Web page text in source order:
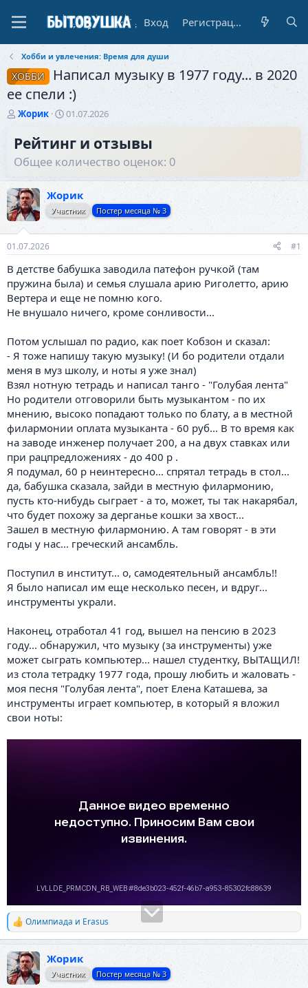
Вход Регистрация
Хобби и увлечения: Время для души
ХОББИ
Написал музыку в 1977 году... в 2020
ее спели :)
А
т
р
е
м
ы
Жорик
Д
т
а
н
а
л
01.07.2026
Рейтинг и отзывы
Общее количество оценок: 0
Жорик
Участник Постер месяца № 3
01.07.2026 #1
В детстве бабушка заводила патефон ручкой (там
пружина была) и семья слушала арию Риголетто, арию
Вертера и еще не помню кого.
Не внушало ничего, кроме сонливости...
Потом услышал по радио, как поет Кобзон и сказал:
- Я тоже напишу такую музыку! (И бо родители отдали
меня в муз школу, и ноты я уже знал)
Взял нотную тетрадь и написал танго - "Голубая лента"
Но родители отговорили быть музыкантом - по их
мнению, высоко попадают только по блату, а в местной
филармонии оплата музыканта - 60 руб... В то время как
на заводе инженер получает 200, а на двух ставках или
при рацпредложениях - до 400 р .
Я подумал, 60 р неинтересно... спрятал тетрадь в стол...
да, бабушка сказала, зайди в местную филармонию,
пусть кто-нибудь сыграет - а то, может, ты так накарябал,
что будет похожу за дерганье кошки за хвост...
Зашел в местную филармонию. А там говорят - в эти
годы у нас... греческий ансамбль.
Поступил в институт... о, самодеятельный ансамбль!!
Я было написал им еще несколько песен, и вдруг...
инструменты украли.
Наконец, отработал 41 год, вышел на пенсию в 2023
году... обнаружил, что музыку (за инструменты) уже
может сыграть компьютер... нашел студентку, ВЫТАЩИЛ!
из стола тетрадку 1977 года, прошу любить и жаловать -
моя песня "Голубая лента", поет Елена Каташева, за
инструменты играет компьютер, в который я вложил
свои ноты:
Р
е
к
ц
и
Олимпиада и Erasus
Жорик
Участник Постер месяца № 3